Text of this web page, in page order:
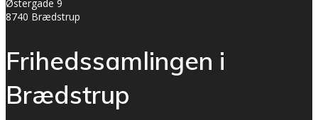
Østergade 9
8740 Brædstrup
Frihedssamlingen i
Brædstrup